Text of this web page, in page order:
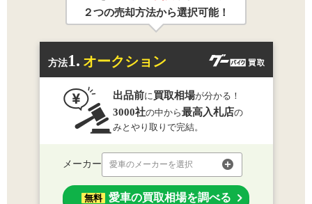
２つの売却方法から選択可能！
方法1. オークション
出品前に 買取相場が分かる！
3000社の中から最高入札店の
みとやり取りで完結。
メーカー 愛車のメーカーを選択
無料 愛車の買取相場を調べる